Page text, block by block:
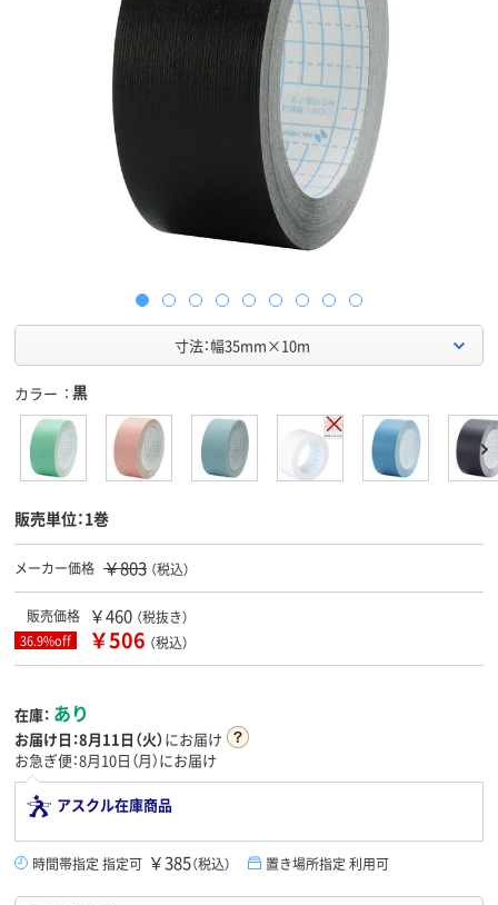
寸法：幅35mm×10m
カラー 黒
販売単位：1巻
メーカー価格 ￥803 （税込）
販売価格 ￥460 （税抜き）
36.9%off ￥506 （税込）
在庫： あり
お届け日：8月11日（火）にお届け
お急ぎ便：8月10日（月）にお届け
アスクル在庫商品
時間帯指定 指定可 ￥385（税込） 置き場所指定 利用可